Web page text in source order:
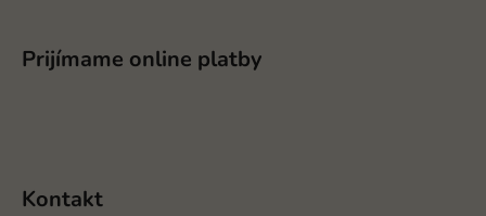
Prijímame online platby
Kontakt